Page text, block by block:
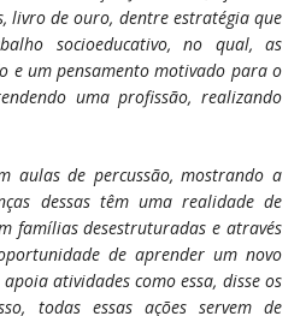
livro de ouro, dentre estratégia que
socioeducativo, no qual, as
e um pensamento motivado para o
uma profissão, realizando
aulas de percussão, mostrando a
dessas têm uma realidade de
famílias desestruturadas e através
de aprender um novo
atividades como essa, disse os
todas essas ações servem de